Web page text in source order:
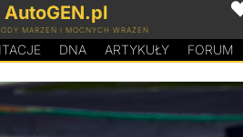
AutoGEN.pl
MARZEŃ I MOCNYCH WRAŻEŃ
DNA ARTYKUŁY FORUM